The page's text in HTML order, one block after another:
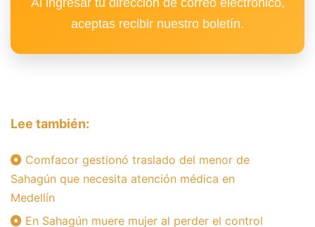
aceptas recibir nuestro boletín.
Lee también:
Comfacor gestionó traslado del menor de
Sahagún que necesita atención médica en
Medellín
En Sahagún muere mujer al perder el control